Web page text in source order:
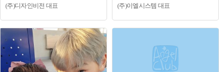
(주)디자인비전 대표 (주)이엘시스템 대표